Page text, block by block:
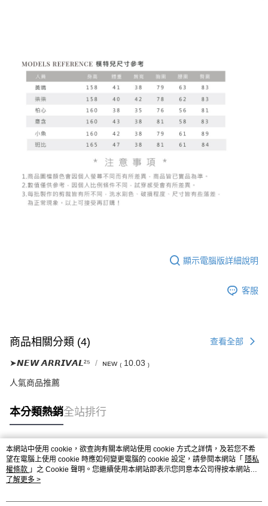
顯示電腦版詳細說明
客服
商品相關分類 (4) 查看全部
➤𝙉𝙀𝙒 𝘼𝙍𝙍𝙄𝙑𝘼𝙇²⁵ ɴᴇᴡ ₍ 10.03 ₎
人氣商品推薦
本分類熱銷全站排行
熱門標籤
本網站中使用 cookie，欲查詢有關本網站使用 cookie 方式之詳情，及若您不希
望在電腦上使用 cookie 時應如何變更電腦的 cookie 設定，請參閱本網站「 隱私
權條款 」之 Cookie 聲明。您繼續使用本網站即表示您同意本公司得按本網站使
用條款之 Cookie 聲明使用 cookie。
了解更多 >